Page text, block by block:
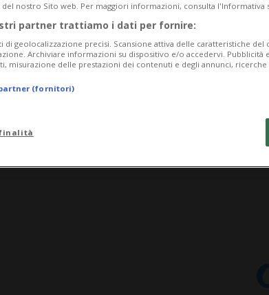
nostro Sito web. Per maggiori informazioni, consulta l'Informativa
partner trattiamo i dati per fornire:
di geolocalizzazione precisi. Scansione attiva delle caratteristiche del
Archiviare informazioni su dispositivo e/o accedervi. Pubblicità
misurazione delle prestazioni dei contenuti e degli annunci,
(fornitori)